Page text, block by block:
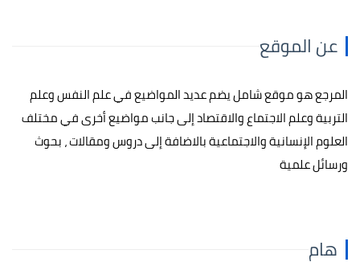
عن الموقع
المرجع هو موقع شامل يضم عديد المواضيع في علم النفس وعلم
التربية وعلم الاجتماع والاقتصاد إلى جانب مواضيع أخرى في مختلف
العلوم الإنسانية والاجتماعية بالاضافة إلى دروس ومقالات ، بحوث
ورسائل علمية
هام